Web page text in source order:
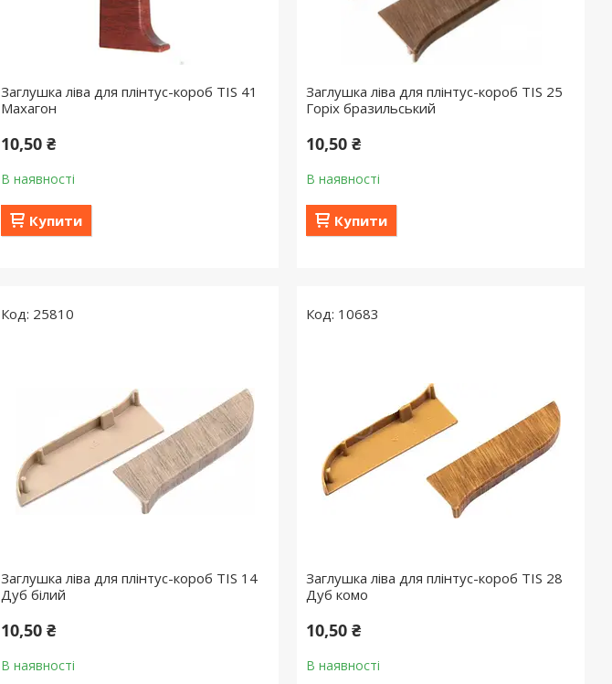
Заглушка ліва для плінтус-короб TIS 41
Махагон
10,50 ₴
В наявності
Купити
Заглушка ліва для плінтус-короб TIS 25
Горіх бразильський
10,50 ₴
В наявності
Купити
25810
Заглушка ліва для плінтус-короб TIS 14
Дуб білий
10,50 ₴
В наявності
10683
Заглушка ліва для плінтус-короб TIS 28
Дуб комо
10,50 ₴
В наявності